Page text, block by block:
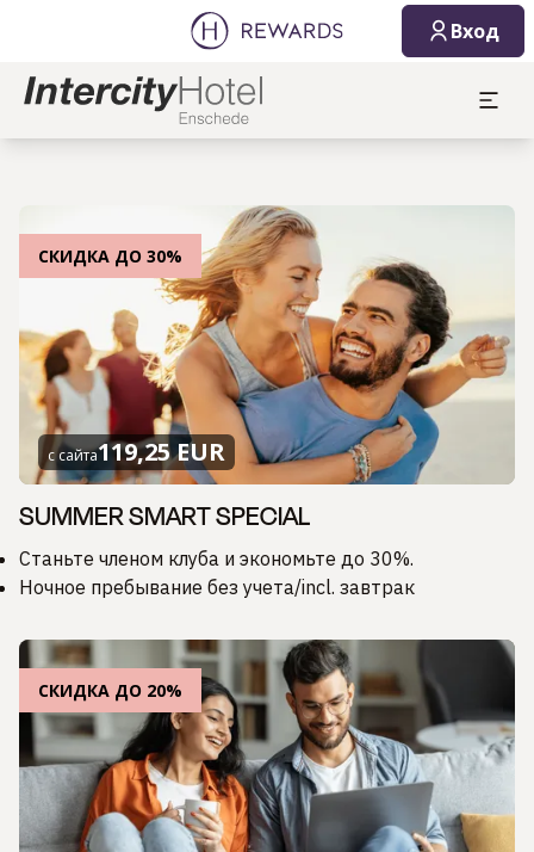
Вход
СКИДКА ДО 30%
с сайта119,25 EUR
SUMMER SMART SPECIAL
Станьте членом клуба и экономьте до 30%.
Ночное пребывание без учета/incl. завтрак
СКИДКА ДО 20%